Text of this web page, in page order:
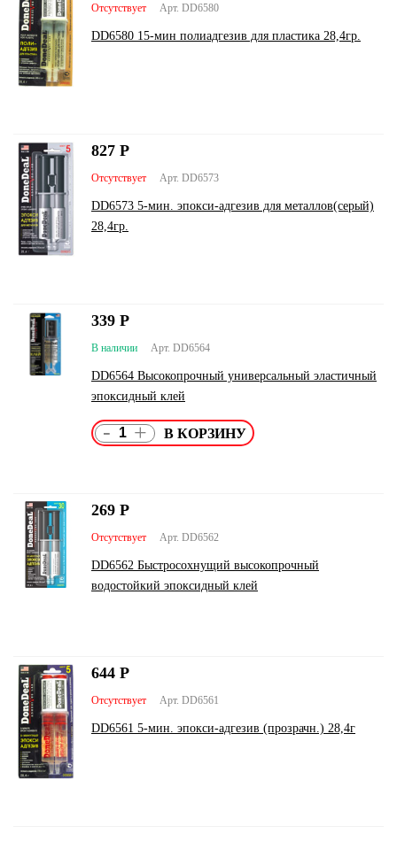
Арт. DD6580
Отсутствует
DD6580 15-мин полиадгезив для пластика 28,4гр.
Арт. DD6573
Отсутствует
DD6573 5-мин. эпокси-адгезив для металлов(серый)
28,4гр.
827 Р
Арт. DD6564
В наличии
DD6564 Высокопрочный универсальный эластичный
эпоксидный клей
339 Р
- +
Арт. DD6562
Отсутствует
DD6562 Быстросохнущий высокопрочный
водостойкий эпоксидный клей
269 Р
Арт. DD6561
Отсутствует
DD6561 5-мин. эпокси-адгезив (прозрачн.) 28,4г
644 Р